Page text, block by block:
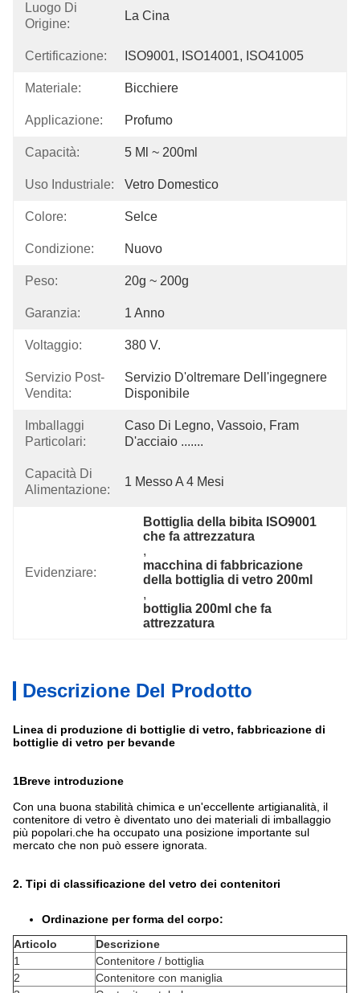
Luogo Di
Origine:
La Cina
Certificazione: ISO9001, ISO14001, ISO41005
Materiale: Bicchiere
Applicazione: Profumo
Capacità: 5 Ml ~ 200ml
Uso Industriale: Vetro Domestico
Colore: Selce
Condizione: Nuovo
Peso: 20g ~ 200g
Garanzia: 1 Anno
Voltaggio: 380 V.
Servizio Post-
Vendita:
Servizio D'oltremare Dell'ingegnere
Disponibile
Imballaggi
Particolari:
Caso Di Legno, Vassoio, Fram
D'acciaio .......
Capacità Di
Alimentazione:
1 Messo A 4 Mesi
Evidenziare:
Bottiglia della bibita ISO9001
che fa attrezzatura
,
macchina di fabbricazione
della bottiglia di vetro 200ml
,
bottiglia 200ml che fa
attrezzatura
Descrizione Del Prodotto
Linea di produzione di bottiglie di vetro, fabbricazione di
bottiglie di vetro per bevande
1Breve introduzione
Con una buona stabilità chimica e un'eccellente artigianalità, il
contenitore di vetro è diventato uno dei materiali di imballaggio
più popolari.che ha occupato una posizione importante sul
mercato che non può essere ignorata.
2. Tipi di classificazione del vetro dei contenitori
Ordinazione per forma del corpo:
Articolo
Descrizione
1
Contenitore / bottiglia
2
Contenitore con maniglia